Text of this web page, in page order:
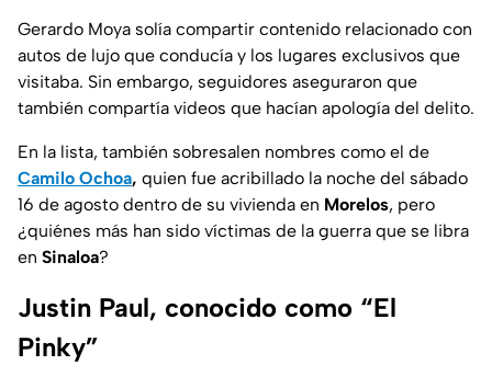
Gerardo Moya solía compartir contenido relacionado con
autos de lujo que conducía y los lugares exclusivos que
visitaba. Sin embargo, seguidores aseguraron que
también compartía videos que hacían apología del delito.
En la lista, también sobresalen nombres como el de
Camilo Ochoa, quien fue acribillado la noche del sábado
16 de agosto dentro de su vivienda en Morelos, pero
¿quiénes más han sido víctimas de la guerra que se libra
en Sinaloa?
Justin Paul, conocido como “El
Pinky”